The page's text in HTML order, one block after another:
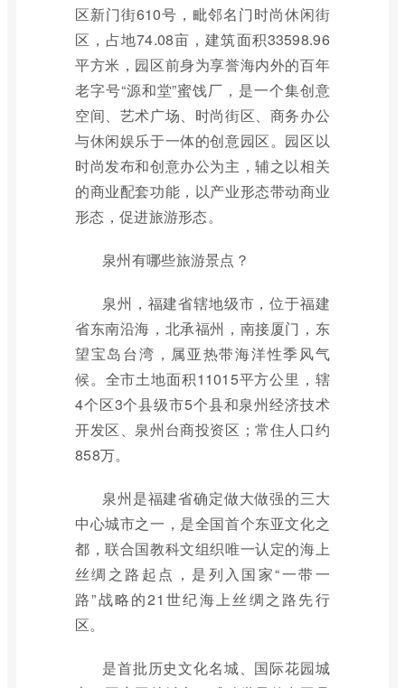
区新门街610号，毗邻名门时尚休闲街
区，占地74.08亩，建筑面积33598.96
平方米，园区前身为享誉海内外的百年
老字号“源和堂”蜜饯厂，是一个集创意
空间、艺术广场、时尚街区、商务办公
与休闲娱乐于一体的创意园区。园区以
时尚发布和创意办公为主，辅之以相关
的商业配套功能，以产业形态带动商业
形态，促进旅游形态。
泉州有哪些旅游景点？
泉州，福建省辖地级市，位于福建
省东南沿海，北承福州，南接厦门，东
望宝岛台湾，属亚热带海洋性季风气
候。全市土地面积11015平方公里，辖
4个区3个县级市5个县和泉州经济技术
开发区、泉州台商投资区；常住人口约
858万。
泉州是福建省确定做大做强的三大
中心城市之一，是全国首个东亚文化之
都，联合国教科文组织唯一认定的海上
丝绸之路起点，是列入国家“一带一
路”战略的21世纪海上丝绸之路先行
区。
是首批历史文化名城、国际花园城